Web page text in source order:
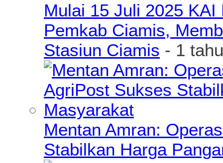
Mulai 15 Juli 2025
Pemkab Ciamis,
Stasiun Ciamis - 1
Mentan Amran:
Stabilkan Harga